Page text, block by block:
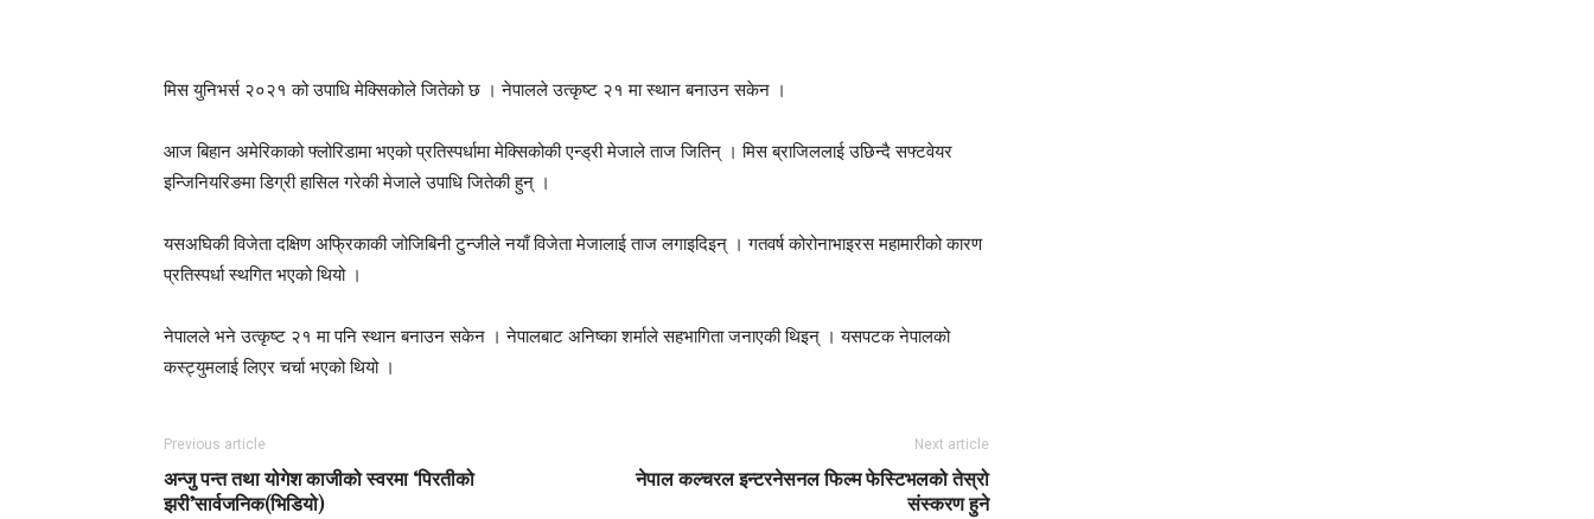
मिस युनिभर्स २०२१ को उपाधि मेक्सिकोले जितेको छ । नेपालले उत्कृष्ट २१ मा स्थान बनाउन सकेन ।
आज बिहान अमेरिकाको फ्लोरिडामा भएको प्रतिस्पर्धामा मेक्सिकोकी एन्ड्री मेजाले ताज जितिन् । मिस ब्राजिललाई उछिन्दै सफ्टवेयर
इन्जिनियरिङमा डिग्री हासिल गरेकी मेजाले उपाधि जितेकी हुन् ।
यसअघिकी विजेता दक्षिण अफ्रिकाकी जोजिबिनी टुन्जीले नयाँ विजेता मेजालाई ताज लगाइदिइन् । गतवर्ष कोरोनाभाइरस महामारीको कारण
प्रतिस्पर्धा स्थगित भएको थियो ।
नेपालले भने उत्कृष्ट २१ मा पनि स्थान बनाउन सकेन । नेपालबाट अनिष्का शर्माले सहभागिता जनाएकी थिइन् । यसपटक नेपालको
कस्ट्युमलाई लिएर चर्चा भएको थियो ।
Previous article
अन्जु पन्त तथा योगेश काजीको स्वरमा ‘पिरतीको
झरी’सार्वजनिक(भिडियो)
Next article
नेपाल कल्चरल इन्टरनेसनल फिल्म फेस्टिभलको तेस्रो
संस्करण हुने